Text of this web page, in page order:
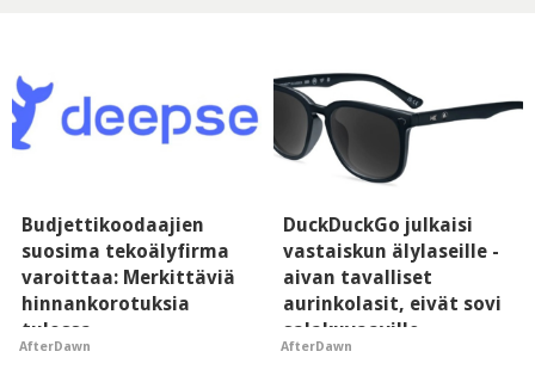
Budjettikoodaajien
suosima tekoälyfirma
varoittaa: Merkittäviä
hinnankorotuksia
tulossa
AfterDawn
DuckDuckGo julkaisi
vastaiskun älylaseille -
aivan tavalliset
aurinkolasit, eivät sovi
salakuvaaville
hyypiöille
AfterDawn